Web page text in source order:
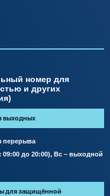
номер для
и других
до 20:00), Вс – выходной